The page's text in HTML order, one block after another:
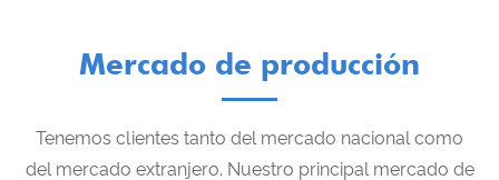
Mercado de producción
Tenemos clientes tanto del mercado nacional como
del mercado extranjero. Nuestro principal mercado de